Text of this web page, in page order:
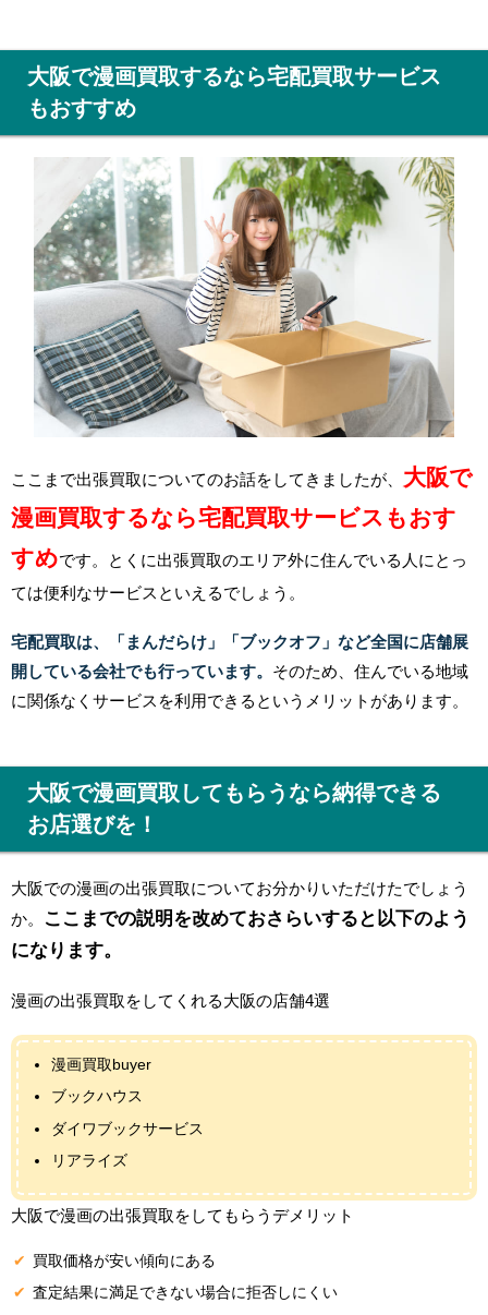
大阪で漫画買取するなら宅配買取サービス
もおすすめ
ここまで出張買取についてのお話をしてきましたが、 大阪で
漫画買取するなら宅配買取サービスもおす
すめです。とくに出張買取のエリア外に住んでいる人にとっ
ては便利なサービスといえるでしょう。
宅配買取は、「まんだらけ」「ブックオフ」など全国に店舗展
開している会社でも行っています。 そのため、住んでいる地域
に関係なくサービスを利用できるというメリットがあります。
大阪で漫画買取してもらうなら納得できる
お店選びを！
大阪での漫画の出張買取についてお分かりいただけたでしょう
か。
ここまでの説明を改めておさらいすると以下のよう
になります。
漫画の出張買取をしてくれる大阪の店舗4選
漫画買取buyer
ブックハウス
ダイワブックサービス
リアライズ
大阪で漫画の出張買取をしてもらうデメリット
買取価格が安い傾向にある
査定結果に満足できない場合に拒否しにくい